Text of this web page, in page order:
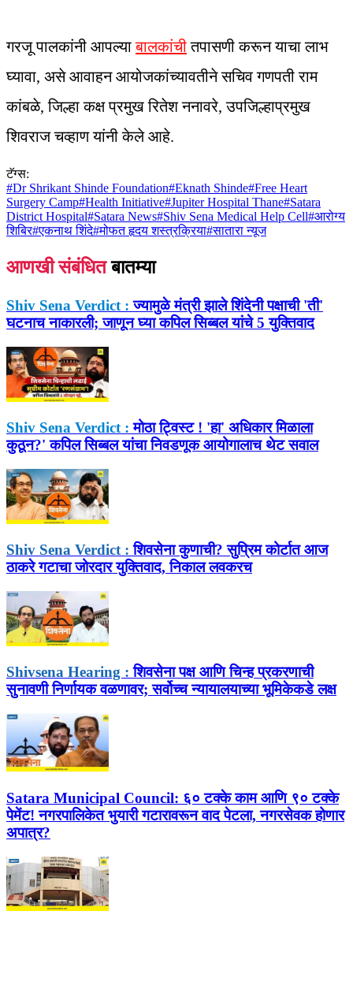
गरजू पालकांनी आपल्याबालकांचीतपासणी करून याचा लाभ
घ्यावा, असे आवाहन आयोजकांच्यावतीने सचिव गणपती राम
कांबळे, जिल्हा कक्ष प्रमुख रितेश ननावरे, उपजिल्हाप्रमुख
शिवराज चव्हाण यांनी केले आहे.
टॅग्स:
#Dr Shrikant Shinde Foundation#Eknath Shinde#Free Heart
Surgery Camp#Health Initiative#Jupiter Hospital Thane#Satara
District Hospital#Satara News#Shiv Sena Medical Help Cell#आरोग्य
शिबिर#एकनाथ शिंदे#मोफत हृदय शस्त्रक्रिया#सातारा न्यूज
आणखी संबंधित बातम्या
Shiv Sena Verdict : ज्यामुळे मंत्री झाले शिंदेनी पक्षाची 'ती'
घटनाच नाकारली; जाणून घ्या कपिल सिब्बल यांचे 5 युक्तिवाद
Shiv Sena Verdict : मोठा ट्विस्ट ! 'हा' अधिकार मिळाला
कुठून?' कपिल सिब्बल यांचा निवडणूक आयोगालाच थेट सवाल
Shiv Sena Verdict : शिवसेना कुणाची? सुप्रिम कोर्टात आज
ठाकरे गटाचा जोरदार युक्तिवाद, निकाल लवकरच
Shivsena Hearing : शिवसेना पक्ष आणि चिन्ह प्रकरणाची
सुनावणी निर्णायक वळणावर; सर्वोच्च न्यायालयाच्या भूमिकेकडे लक्ष
Satara Municipal Council: ६० टक्के काम आणि ९० टक्के
पेमेंट! नगरपालिकेत भुयारी गटारावरून वाद पेटला, नगरसेवक होणार
अपात्र?